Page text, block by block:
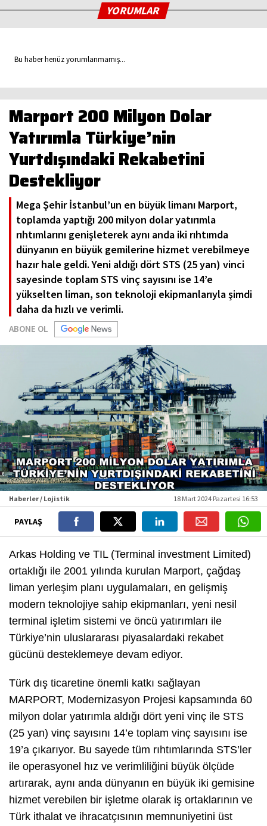
YORUMLAR
Bu haber henüz yorumlanmamış...
Marport 200 Milyon Dolar
Yatırımla Türkiye’nin
Yurtdışındaki Rekabetini
Destekliyor
Mega Şehir İstanbul’un en büyük limanı Marport,
toplamda yaptığı 200 milyon dolar yatırımla
rıhtımlarını genişleterek aynı anda iki rıhtımda
dünyanın en büyük gemilerine hizmet verebilmeye
hazır hale geldi. Yeni aldığı dört STS (25 yan) vinci
sayesinde toplam STS vinç sayısını ise 14’e
yükselten liman, son teknoloji ekipmanlarıyla şimdi
daha da hızlı ve verimli.
ABONE OL
Haberler / Lojistik 18 Mart 2024 Pazartesi 16:53
PAYLAŞ
Arkas Holding ve TIL (Terminal investment Limited)
ortaklığı ile 2001 yılında kurulan Marport, çağdaş
liman yerleşim planı uygulamaları, en gelişmiş
modern teknolojiye sahip ekipmanları, yeni nesil
terminal işletim sistemi ve öncü yatırımları ile
Türkiye’nin uluslararası piyasalardaki rekabet
gücünü desteklemeye devam ediyor.
Türk dış ticaretine önemli katkı sağlayan
MARPORT, Modernizasyon Projesi kapsamında 60
milyon dolar yatırımla aldığı dört yeni vinç ile STS
(25 yan) vinç sayısını 14’e toplam vinç sayısını ise
19’a çıkarıyor. Bu sayede tüm rıhtımlarında STS’ler
ile operasyonel hız ve verimliliğini büyük ölçüde
artırarak, aynı anda dünyanın en büyük iki gemisine
hizmet verebilen bir işletme olarak iş ortaklarının ve
Türk ithalat ve ihracatçısının memnuniyetini üst